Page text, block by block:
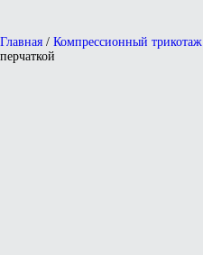
Главная / Компрессионный трикотаж
перчаткой